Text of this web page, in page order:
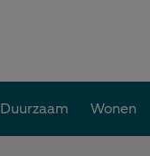
Duurzaam Wonen